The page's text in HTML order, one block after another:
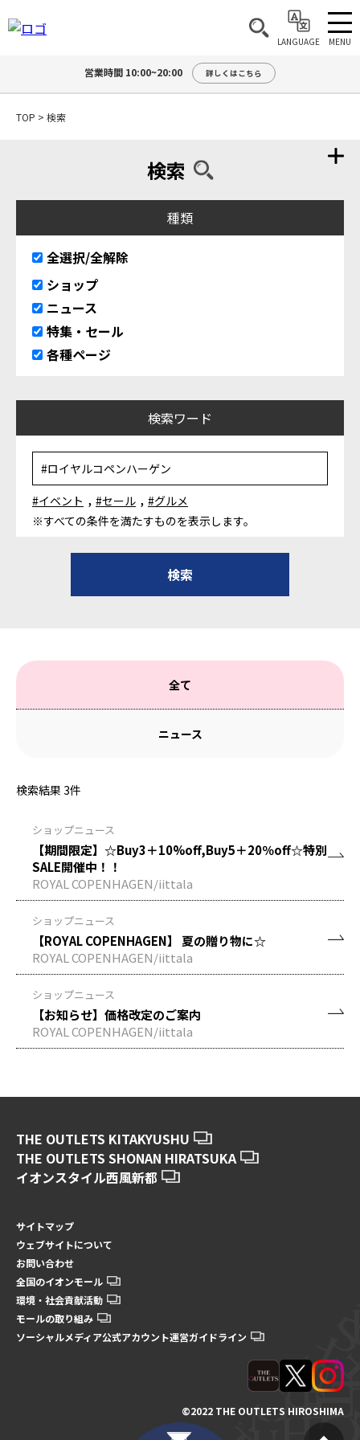
LANGUAGE MENU
営業時間 10:00~20:00 詳しくはこちら
TOP > 検索
検索
種類
全選択/全解除
ショップ
ニュース
特集・セール
各種ページ
検索ワード
#イベント , #セール , #グルメ
※すべての条件を満たすものを表示します。
全て
ニュース
検索結果 3件
ショップニュース
【期間限定】☆Buy3＋10%off,Buy5＋20％off☆特別
SALE開催中！！
ROYAL COPENHAGEN/iittala
ショップニュース
【ROYAL COPENHAGEN】 夏の贈り物に☆
ROYAL COPENHAGEN/iittala
ショップニュース
【お知らせ】価格改定のご案内
ROYAL COPENHAGEN/iittala
THE OUTLETS KITAKYUSHU
THE OUTLETS SHONAN HIRATSUKA
イオンスタイル西風新都
サイトマップ
ウェブサイトについて
お問い合わせ
全国のイオンモール
環境・社会貢献活動
モールの取り組み
ソーシャルメディア公式アカウント運営ガイドライン
©2022 THE OUTLETS HIROSHIMA